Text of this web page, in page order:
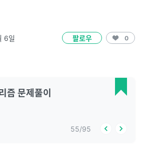
6일 팔로우 0
즘 문제풀이
55/95